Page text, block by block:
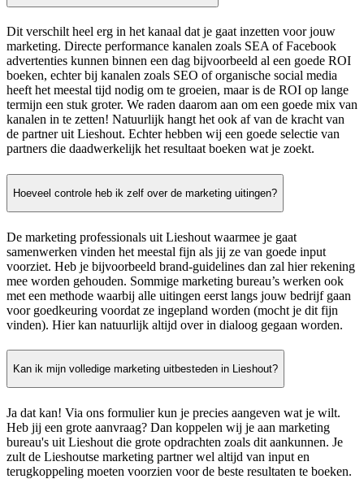
Dit verschilt heel erg in het kanaal dat je gaat inzetten voor jouw
marketing. Directe performance kanalen zoals SEA of Facebook
advertenties kunnen binnen een dag bijvoorbeeld al een goede ROI
boeken, echter bij kanalen zoals SEO of organische social media
heeft het meestal tijd nodig om te groeien, maar is de ROI op lange
termijn een stuk groter. We raden daarom aan om een goede mix van
kanalen in te zetten! Natuurlijk hangt het ook af van de kracht van
de partner uit Lieshout. Echter hebben wij een goede selectie van
partners die daadwerkelijk het resultaat boeken wat je zoekt.
Hoeveel controle heb ik zelf over de marketing uitingen?
De marketing professionals uit Lieshout waarmee je gaat
samenwerken vinden het meestal fijn als jij ze van goede input
voorziet. Heb je bijvoorbeeld brand-guidelines dan zal hier rekening
mee worden gehouden. Sommige marketing bureau’s werken ook
met een methode waarbij alle uitingen eerst langs jouw bedrijf gaan
voor goedkeuring voordat ze ingepland worden (mocht je dit fijn
vinden). Hier kan natuurlijk altijd over in dialoog gegaan worden.
Kan ik mijn volledige marketing uitbesteden in Lieshout?
Ja dat kan! Via ons formulier kun je precies aangeven wat je wilt.
Heb jij een grote aanvraag? Dan koppelen wij je aan marketing
bureau's uit Lieshout die grote opdrachten zoals dit aankunnen. Je
zult de Lieshoutse marketing partner wel altijd van input en
terugkoppeling moeten voorzien voor de beste resultaten te boeken.